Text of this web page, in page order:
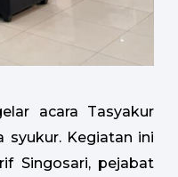
acara Tasyakur
syukur. Kegiatan ini
Singosari, pejabat